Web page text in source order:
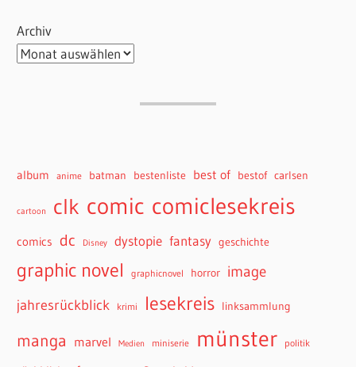
Archiv
album anime batman bestenliste best of bestof carlsen
cartoon clk comic comiclesekreis
comics dc Disney dystopie fantasy geschichte
graphic novel graphicnovel horror image
jahresrückblick krimi lesekreis linksammlung
manga marvel Medien miniserie münster politik